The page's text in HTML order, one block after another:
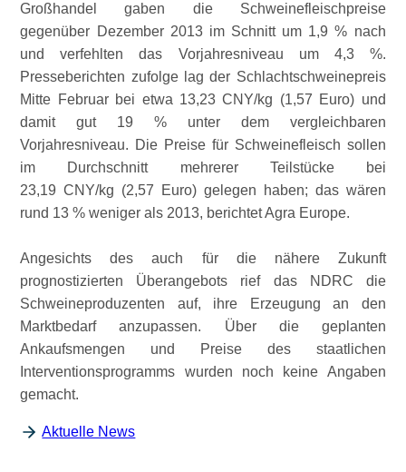
Großhandel gaben die Schweinefleischpreise
gegenüber Dezember 2013 im Schnitt um 1,9 % nach
und verfehlten das Vorjahresniveau um 4,3 %.
Presseberichten zufolge lag der Schlachtschweinepreis
Mitte Februar bei etwa 13,23 CNY/kg (1,57 Euro) und
damit gut 19 % unter dem vergleichbaren
Vorjahresniveau. Die Preise für Schweinefleisch sollen
im Durchschnitt mehrerer Teilstücke bei
23,19 CNY/kg (2,57 Euro) gelegen haben; das wären
rund 13 % weniger als 2013, berichtet Agra Europe.
Angesichts des auch für die nähere Zukunft
prognostizierten Überangebots rief das NDRC die
Schweineproduzenten auf, ihre Erzeugung an den
Marktbedarf anzupassen. Über die geplanten
Ankaufsmengen und Preise des staatlichen
Interventionsprogramms wurden noch keine Angaben
gemacht.
Aktuelle News